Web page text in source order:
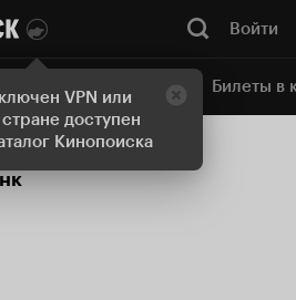
VPN или
доступен
Кинопоиска
Войти
Онлайн-кинотеатр Билеты в